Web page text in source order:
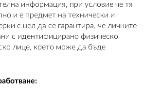
информация, при условие че тя
и е предмет на технически и
с цел да се гарантира, че личните
с идентифицирано физическо
лице, което може да бъде